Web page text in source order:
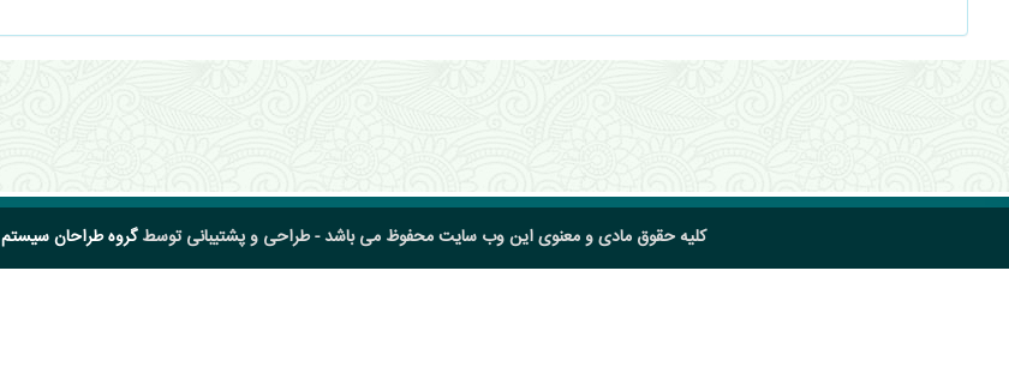
کلیه حقوق مادی و معنوی این وب سایت محفوظ می باشد - طراحی و پشتیبانی توسطگروه طراحان سیستم